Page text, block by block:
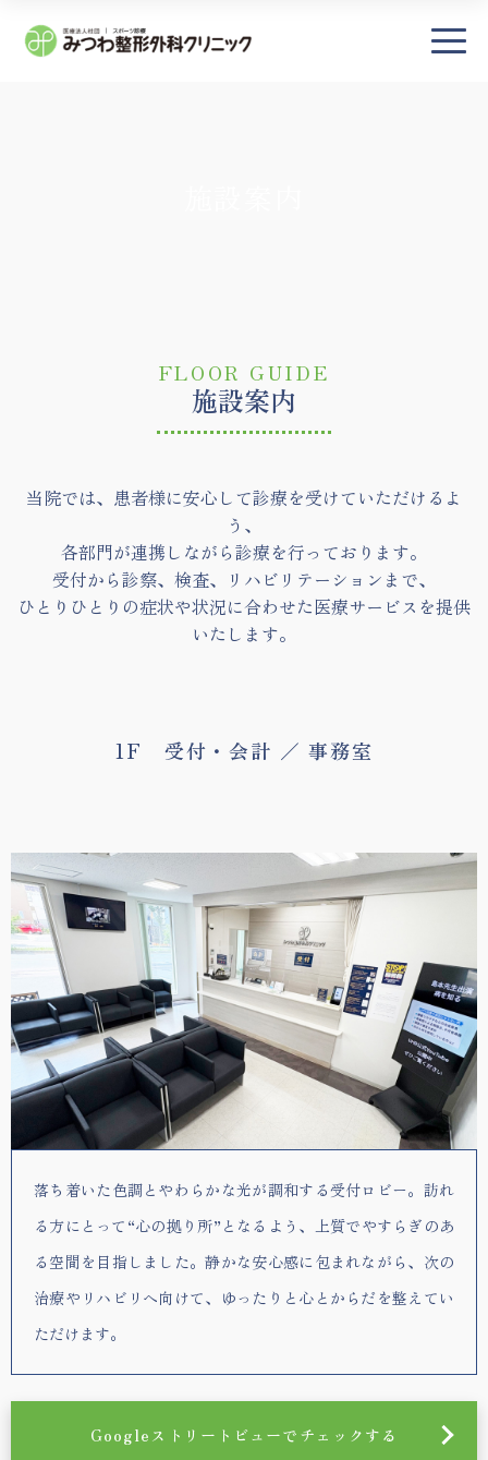
リハビリテーション治療
スポーツ診療・スポーツリハビリテーシ
ョン治療
骨粗鬆症
FLOOR GUIDE
施設案内
当院では、患者様に安心して診療を受けていただけるよ
う、
各部門が連携しながら診療を行っております。
受付から診察、検査、リハビリテーションまで、
ひとりひとりの症状や状況に合わせた医療サービスを提供
いたします。
1F 受付・会計 ／ 事務室
落ち着いた色調とやわらかな光が調和する受付ロビー。訪れ
る方にとって“心の拠り所”となるよう、上質でやすらぎのあ
る空間を目指しました。静かな安心感に包まれながら、次の
治療やリハビリへ向けて、ゆったりと心とからだを整えてい
ただけます。
Googleストリートビューでチェックする